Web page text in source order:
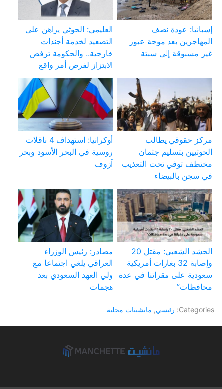
إسبانيا: عودة نصف
المهاجرين بعد موجة عبور
غير مسبوقة إلى سبتة
العليمي: الحوثي يراهن على
التصعيد لخدمة أجندات
خارجية.. والحكومة ترفض
الابتزاز لفرض أمر واقع
مركز حقوقي يطالب
الحوثيين بتسليم جثمان
مختطف توفي تحت التعذيب
في سجن بالبيضاء
أوكرانيا: استهداف 4 ناقلات
روسية في البحر الأسود وبحر
آزوف
الحشد الشعبي: مقتل 20
وإصابة 32 بغارات أمريكية
سعودية على مقراتنا في عدة
محافظات”
مصادر: رئيس الوزراء
العراقي يلغي اجتماعا مع
ولي العهد السعودي بعد
هجمات
Categories: رئيسي, مانشيتات محلية